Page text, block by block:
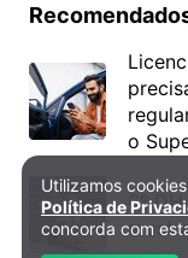
o
6º
Política de
Utilizamos
Política de
concorda com